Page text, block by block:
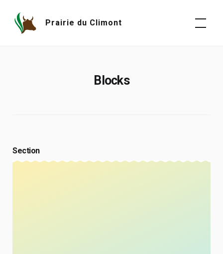
content
Prairie du Climont
Blocks
Section